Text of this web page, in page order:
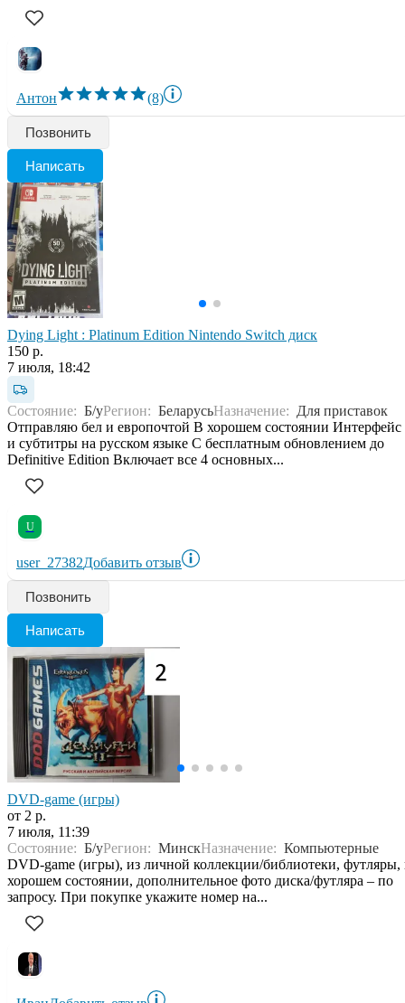
Антон (8)
Позвонить
Написать
Dying Light : Platinum Edition Nintendo Switch диск
150 р.
7 июля, 18:42
Состояние: Б/уРегион: БеларусьНазначение: Для приставок
Отправляю бел и европочтой В хорошем состоянии Интерфейс
и субтитры на русском языке С бесплатным обновлением до
Definitive Edition Включает все 4 основных...
U
user_27382Добавить отзыв
Позвонить
Написать
DVD-game (игры)
от 2 р.
7 июля, 11:39
Состояние: Б/уРегион: МинскНазначение: Компьютерные
DVD-game (игры), из личной коллекции/библиотеки, футляры,
хорошем состоянии, дополнительное фото диска/футляра – по
запросу. При покупке укажите номер на...